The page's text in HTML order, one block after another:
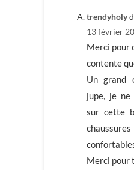
trendyholy
13 février
Merci pour
contente
Un grand
jupe, je ne
sur cette
Merci pour